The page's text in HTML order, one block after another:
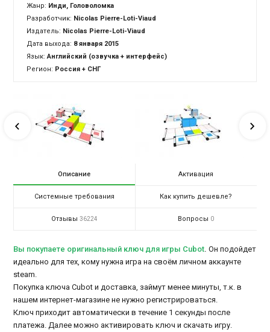
Жанр: Инди, Головоломка
Разработчик: Nicolas Pierre-Loti-Viaud
Издатель: Nicolas Pierre-Loti-Viaud
Дата выхода: 8 января 2015
Язык:Английский (озвучка + интерфейс)
Регион: Россия + СНГ
Описание Активация
Системные требования Как купить дешевле?
Отзывы 36224 Вопросы 0
Вы покупаете оригинальный ключ для игры Cubot. Он подойдет
идеально для тех, кому нужна игра на своём личном аккаунте
steam.
Покупка ключа Cubot и доставка, займут менее минуты, т.к. в
нашем интернет-магазине не нужно регистрироваться.
Ключ приходит автоматически в течение 1 секунды после
платежа. Далее можно активировать ключ и скачать игру.